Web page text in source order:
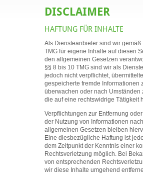
DISCLAIMER
HAFTUNG FÜR INHALTE
Als Diensteanbieter sind wir gemäß
TMG für eigene Inhalte auf diesen
den allgemeinen Gesetzen
§§ 8 bis 10 TMG sind wir als
jedoch nicht verpflichtet,
gespeicherte fremde Informationen
überwachen oder nach Umständen
die auf eine rechtswidrige Tätigkeit
Verpflichtungen zur Entfernung
der Nutzung von Informationen
allgemeinen Gesetzen bleiben
Eine diesbezügliche Haftung ist
dem Zeitpunkt der Kenntnis einer
Rechtsverletzung möglich. Bei
von entsprechenden
wir diese Inhalte umgehend